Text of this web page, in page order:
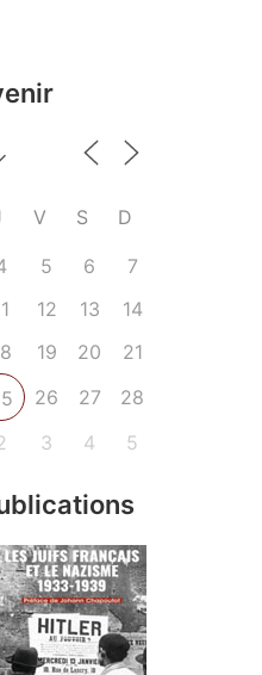
V S D
5 6
7
12 13
14
19 20
21
26 27
28
3 4 5